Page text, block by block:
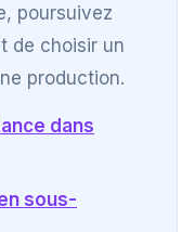
poursuivez
de choisir un
production.
dans
sous-